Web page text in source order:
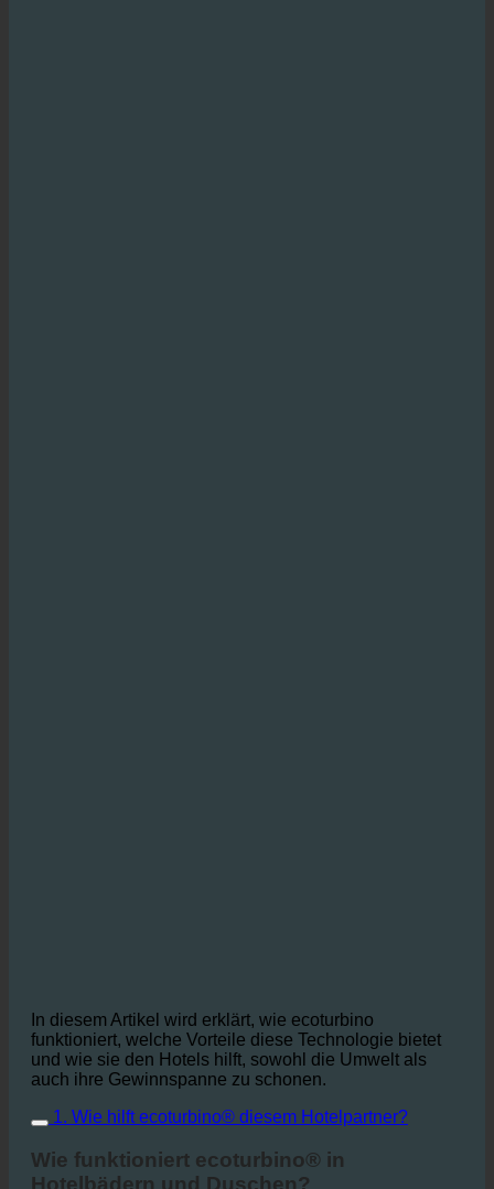
In diesem Artikel wird erklärt, wie ecoturbino
funktioniert, welche Vorteile diese Technologie bietet
und wie sie den Hotels hilft, sowohl die Umwelt als
auch ihre Gewinnspanne zu schonen.
1. Wie hilft ecoturbino® diesem Hotelpartner?